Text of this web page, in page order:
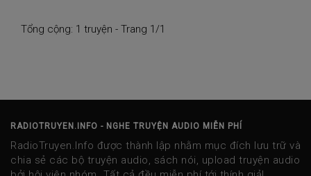
Tổng cộng: 1 truyện - Trang 1/1
RADIOTRUYEN.INFO - NGHE TRUYỆN AUDIO MIỄN PHÍ
RadioTruyen.Info được thành lập nhằm mục đích lưu trữ và
chia sẻ các bộ truyện audio, sách nói, upload truyện audio